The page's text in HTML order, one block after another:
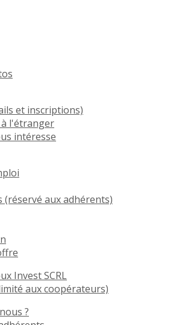
et inscriptions)
l'étranger
intéresse
(réservé aux adhérents)
Invest SCRL
aux coopérateurs)
?